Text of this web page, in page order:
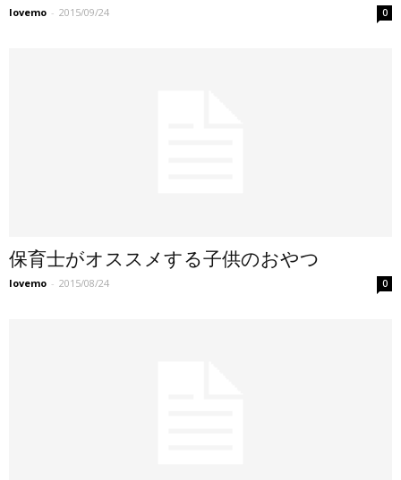
lovemo - 2015/09/24 0
保育士がオススメする子供のおやつ
lovemo - 2015/08/24 0